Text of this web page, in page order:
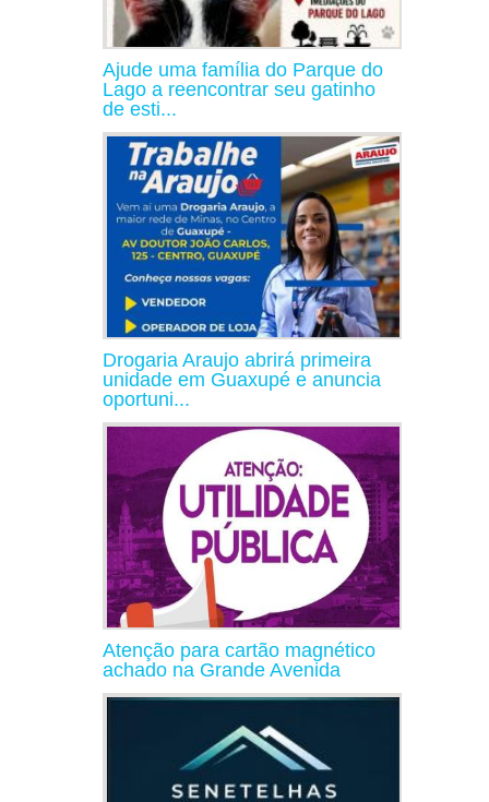
Ajude uma família do Parque do
Lago a reencontrar seu gatinho
de esti...
Drogaria Araujo abrirá primeira
unidade em Guaxupé e anuncia
oportuni...
Atenção para cartão magnético
achado na Grande Avenida